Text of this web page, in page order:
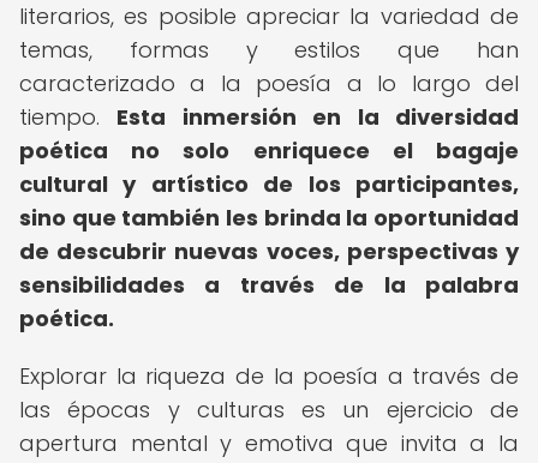
literarios, es posible apreciar la variedad de
temas, formas y estilos que han
caracterizado a la poesía a lo largo del
tiempo. Esta inmersión en la diversidad
poética no solo enriquece el bagaje
cultural y artístico de los participantes,
sino que también les brinda la oportunidad
de descubrir nuevas voces, perspectivas y
sensibilidades a través de la palabra
poética.
Explorar la riqueza de la poesía a través de
las épocas y culturas es un ejercicio de
apertura mental y emotiva que invita a la